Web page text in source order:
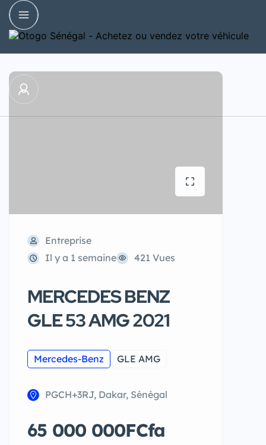
Entreprise
Il y a 1 semaine
421 Vues
MERCEDES BENZ
GLE 53 AMG 2021
Mercedes-Benz GLE AMG
PGCH+3RJ, Dakar, Sénégal
65 000 000FCfa